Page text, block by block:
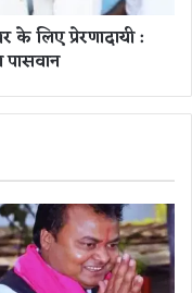
लिए प्रेरणादायी :
पासवान